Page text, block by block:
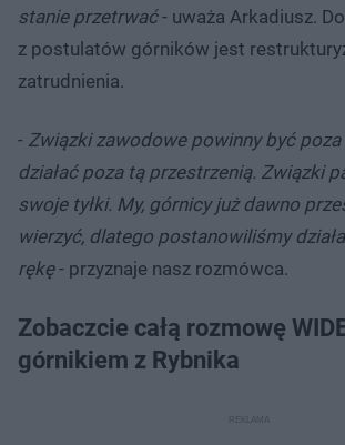
stanie przetrwać- uważa Arkadiusz.
z postulatów górników jest
zatrudnienia.
- Związki zawodowe powinny być
działać poza tą przestrzenią. Związki
swoje tyłki. My, górnicy już dawno
wierzyć, dlatego postanowiliśmy
rękę- przyznaje nasz rozmówca.
Zobaczcie całą rozmowę
górnikiem z Rybnika